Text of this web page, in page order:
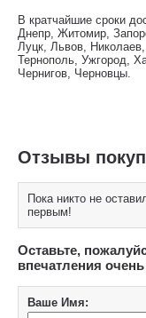
В кратчайшие сроки
Днепр, Житомир,
Луцк, Львов,
Тернополь, Ужгород,
Чернигов, Черновцы.
Отзывы
Пока никто не
первым!
Оставьте,
впечатления
Ваше Имя: